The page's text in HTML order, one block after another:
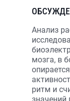
Анализ
мозга, в
ритм и